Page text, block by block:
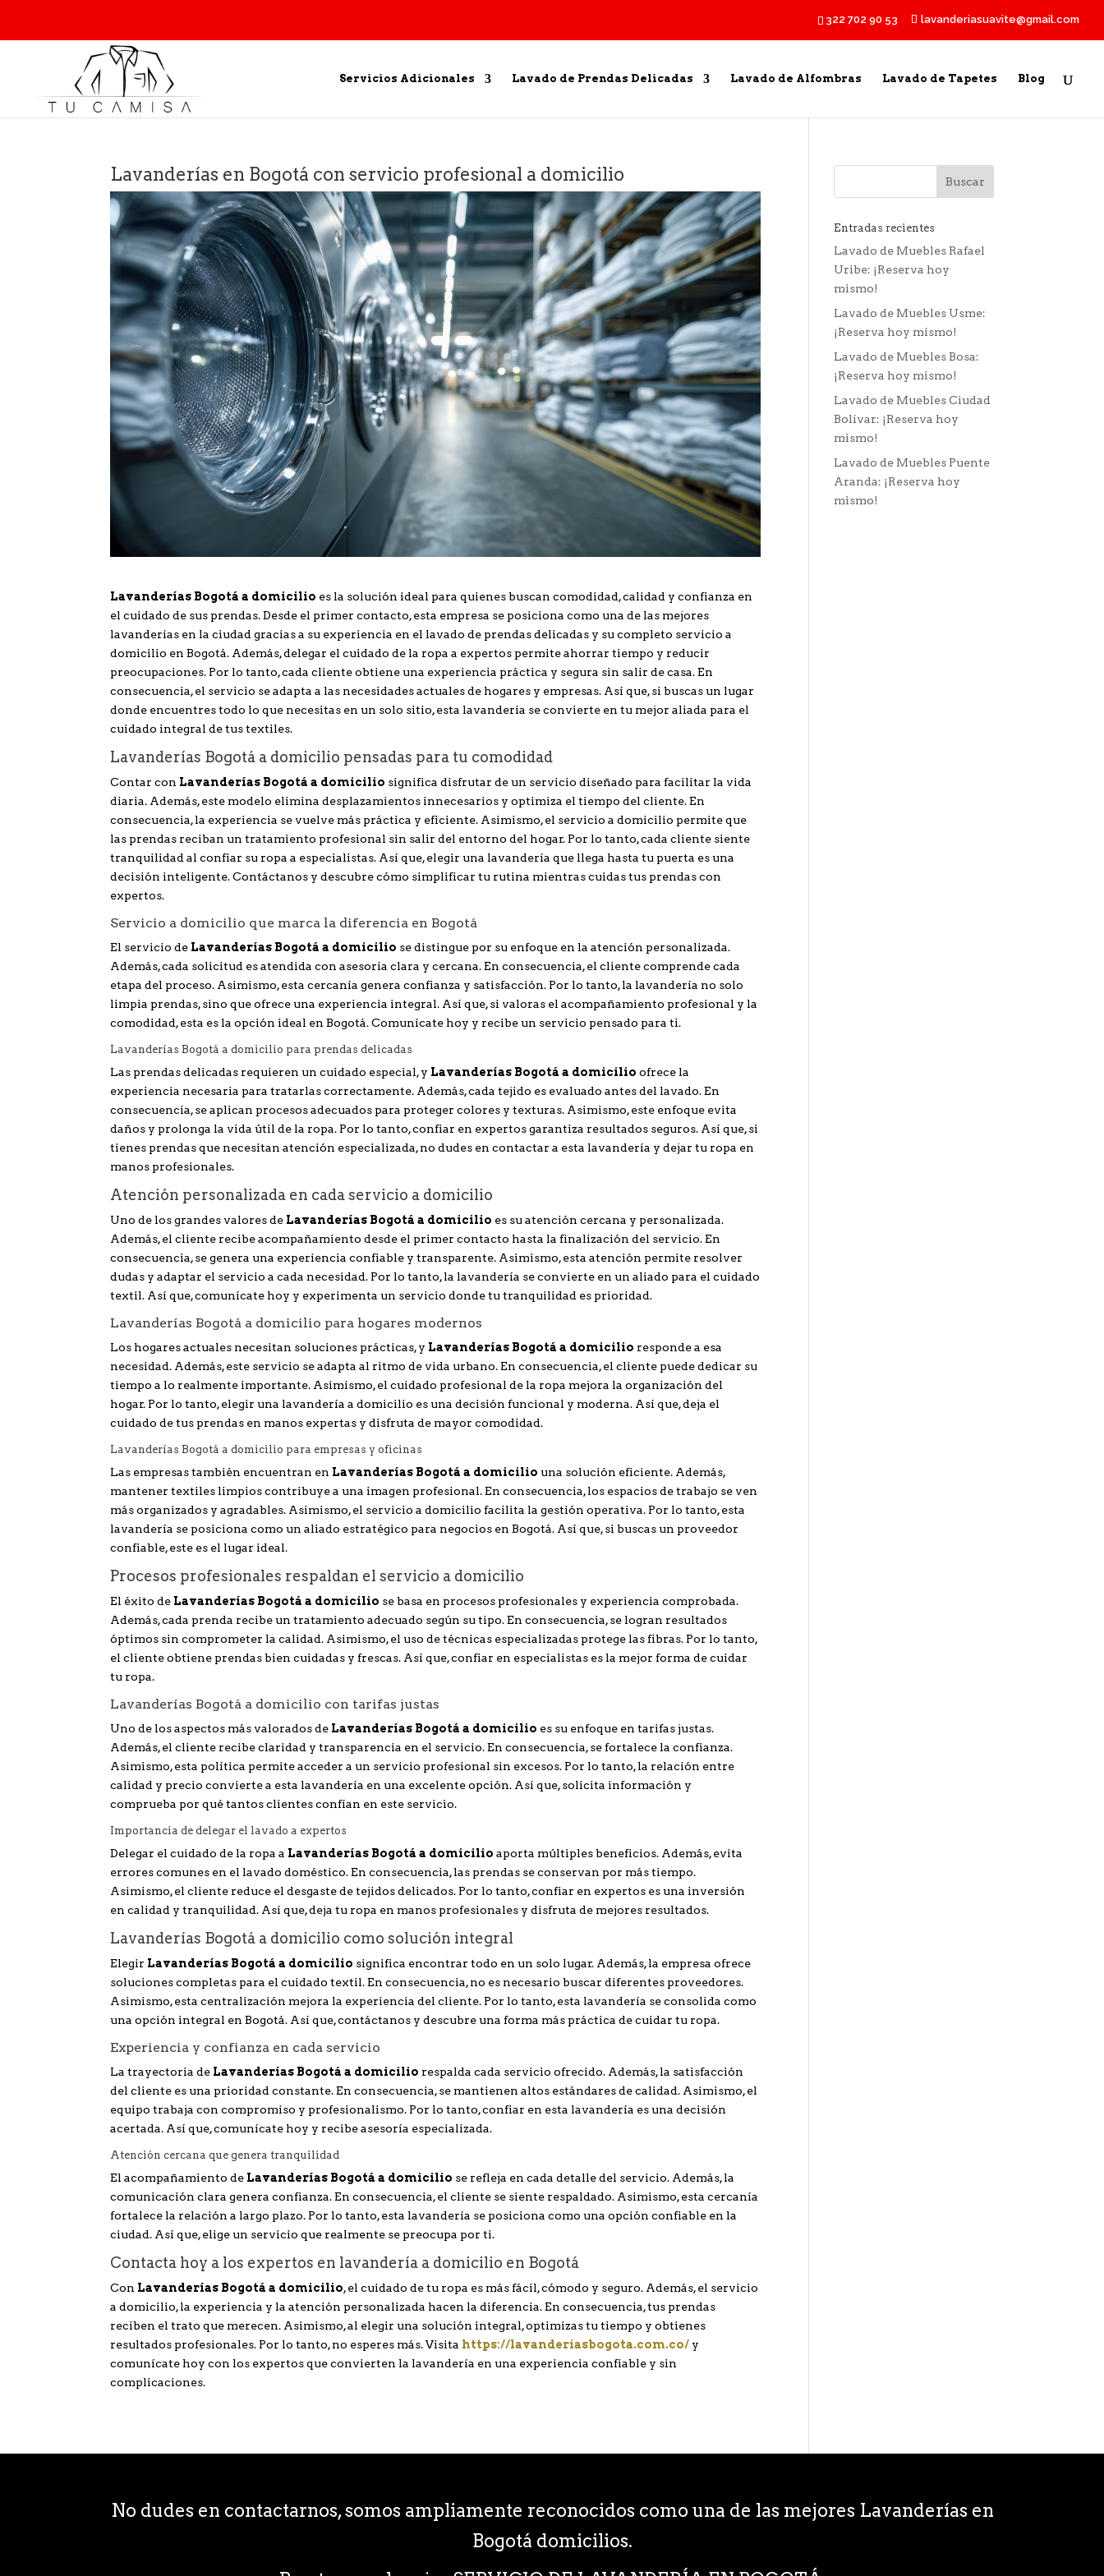
322 702 90 53 lavanderiasuavite@gmail.com
Servicios Adicionales Lavado de Prendas Delicadas Lavado de Alfombras Lavado de Tapetes Blog
Lavanderías en Bogotá con servicio profesional a domicilio
Lavanderías Bogotá a domicilio es la solución ideal para quienes buscan comodidad, calidad y confianza en
el cuidado de sus prendas. Desde el primer contacto, esta empresa se posiciona como una de las mejores
lavanderías en la ciudad gracias a su experiencia en el lavado de prendas delicadas y su completo servicio a
domicilio en Bogotá. Además, delegar el cuidado de la ropa a expertos permite ahorrar tiempo y reducir
preocupaciones. Por lo tanto, cada cliente obtiene una experiencia práctica y segura sin salir de casa. En
consecuencia, el servicio se adapta a las necesidades actuales de hogares y empresas. Así que, si buscas un lugar
donde encuentres todo lo que necesitas en un solo sitio, esta lavandería se convierte en tu mejor aliada para el
cuidado integral de tus textiles.
Lavanderías Bogotá a domicilio pensadas para tu comodidad
Contar con Lavanderías Bogotá a domicilio significa disfrutar de un servicio diseñado para facilitar la vida
diaria. Además, este modelo elimina desplazamientos innecesarios y optimiza el tiempo del cliente. En
consecuencia, la experiencia se vuelve más práctica y eficiente. Asimismo, el servicio a domicilio permite que
las prendas reciban un tratamiento profesional sin salir del entorno del hogar. Por lo tanto, cada cliente siente
tranquilidad al confiar su ropa a especialistas. Así que, elegir una lavandería que llega hasta tu puerta es una
decisión inteligente. Contáctanos y descubre cómo simplificar tu rutina mientras cuidas tus prendas con
expertos.
Servicio a domicilio que marca la diferencia en Bogotá
El servicio de Lavanderías Bogotá a domicilio se distingue por su enfoque en la atención personalizada.
Además, cada solicitud es atendida con asesoría clara y cercana. En consecuencia, el cliente comprende cada
etapa del proceso. Asimismo, esta cercanía genera confianza y satisfacción. Por lo tanto, la lavandería no solo
limpia prendas, sino que ofrece una experiencia integral. Así que, si valoras el acompañamiento profesional y la
comodidad, esta es la opción ideal en Bogotá. Comunícate hoy y recibe un servicio pensado para ti.
Lavanderías Bogotá a domicilio para prendas delicadas
Las prendas delicadas requieren un cuidado especial, y Lavanderías Bogotá a domicilio ofrece la
experiencia necesaria para tratarlas correctamente. Además, cada tejido es evaluado antes del lavado. En
consecuencia, se aplican procesos adecuados para proteger colores y texturas. Asimismo, este enfoque evita
daños y prolonga la vida útil de la ropa. Por lo tanto, confiar en expertos garantiza resultados seguros. Así que, si
tienes prendas que necesitan atención especializada, no dudes en contactar a esta lavandería y dejar tu ropa en
manos profesionales.
Atención personalizada en cada servicio a domicilio
Uno de los grandes valores de Lavanderías Bogotá a domicilio es su atención cercana y personalizada.
Además, el cliente recibe acompañamiento desde el primer contacto hasta la finalización del servicio. En
consecuencia, se genera una experiencia confiable y transparente. Asimismo, esta atención permite resolver
dudas y adaptar el servicio a cada necesidad. Por lo tanto, la lavandería se convierte en un aliado para el cuidado
textil. Así que, comunícate hoy y experimenta un servicio donde tu tranquilidad es prioridad.
Lavanderías Bogotá a domicilio para hogares modernos
Los hogares actuales necesitan soluciones prácticas, y Lavanderías Bogotá a domicilio responde a esa
necesidad. Además, este servicio se adapta al ritmo de vida urbano. En consecuencia, el cliente puede dedicar su
tiempo a lo realmente importante. Asimismo, el cuidado profesional de la ropa mejora la organización del
hogar. Por lo tanto, elegir una lavandería a domicilio es una decisión funcional y moderna. Así que, deja el
cuidado de tus prendas en manos expertas y disfruta de mayor comodidad.
Lavanderías Bogotá a domicilio para empresas y oficinas
Las empresas también encuentran en Lavanderías Bogotá a domicilio una solución eficiente. Además,
mantener textiles limpios contribuye a una imagen profesional. En consecuencia, los espacios de trabajo se ven
más organizados y agradables. Asimismo, el servicio a domicilio facilita la gestión operativa. Por lo tanto, esta
lavandería se posiciona como un aliado estratégico para negocios en Bogotá. Así que, si buscas un proveedor
confiable, este es el lugar ideal.
Procesos profesionales respaldan el servicio a domicilio
El éxito de Lavanderías Bogotá a domicilio se basa en procesos profesionales y experiencia comprobada.
Además, cada prenda recibe un tratamiento adecuado según su tipo. En consecuencia, se logran resultados
óptimos sin comprometer la calidad. Asimismo, el uso de técnicas especializadas protege las fibras. Por lo tanto,
el cliente obtiene prendas bien cuidadas y frescas. Así que, confiar en especialistas es la mejor forma de cuidar
tu ropa.
Lavanderías Bogotá a domicilio con tarifas justas
Uno de los aspectos más valorados de Lavanderías Bogotá a domicilio es su enfoque en tarifas justas.
Además, el cliente recibe claridad y transparencia en el servicio. En consecuencia, se fortalece la confianza.
Asimismo, esta política permite acceder a un servicio profesional sin excesos. Por lo tanto, la relación entre
calidad y precio convierte a esta lavandería en una excelente opción. Así que, solicita información y
comprueba por qué tantos clientes confían en este servicio.
Importancia de delegar el lavado a expertos
Delegar el cuidado de la ropa a Lavanderías Bogotá a domicilio aporta múltiples beneficios. Además, evita
errores comunes en el lavado doméstico. En consecuencia, las prendas se conservan por más tiempo.
Asimismo, el cliente reduce el desgaste de tejidos delicados. Por lo tanto, confiar en expertos es una inversión
en calidad y tranquilidad. Así que, deja tu ropa en manos profesionales y disfruta de mejores resultados.
Lavanderías Bogotá a domicilio como solución integral
Elegir Lavanderías Bogotá a domicilio significa encontrar todo en un solo lugar. Además, la empresa ofrece
soluciones completas para el cuidado textil. En consecuencia, no es necesario buscar diferentes proveedores.
Asimismo, esta centralización mejora la experiencia del cliente. Por lo tanto, esta lavandería se consolida como
una opción integral en Bogotá. Así que, contáctanos y descubre una forma más práctica de cuidar tu ropa.
Experiencia y confianza en cada servicio
La trayectoria de Lavanderías Bogotá a domicilio respalda cada servicio ofrecido. Además, la satisfacción
del cliente es una prioridad constante. En consecuencia, se mantienen altos estándares de calidad. Asimismo, el
equipo trabaja con compromiso y profesionalismo. Por lo tanto, confiar en esta lavandería es una decisión
acertada. Así que, comunícate hoy y recibe asesoría especializada.
Atención cercana que genera tranquilidad
El acompañamiento de Lavanderías Bogotá a domicilio se refleja en cada detalle del servicio. Además, la
comunicación clara genera confianza. En consecuencia, el cliente se siente respaldado. Asimismo, esta cercanía
fortalece la relación a largo plazo. Por lo tanto, esta lavandería se posiciona como una opción confiable en la
ciudad. Así que, elige un servicio que realmente se preocupa por ti.
Contacta hoy a los expertos en lavandería a domicilio en Bogotá
Con Lavanderías Bogotá a domicilio, el cuidado de tu ropa es más fácil, cómodo y seguro. Además, el servicio
a domicilio, la experiencia y la atención personalizada hacen la diferencia. En consecuencia, tus prendas
reciben el trato que merecen. Asimismo, al elegir una solución integral, optimizas tu tiempo y obtienes
resultados profesionales. Por lo tanto, no esperes más. Visita https://lavanderiasbogota.com.co/ y
comunícate hoy con los expertos que convierten la lavandería en una experiencia confiable y sin
complicaciones.
Entradas recientes
Lavado de Muebles Rafael
Uribe: ¡Reserva hoy
mismo!
Lavado de Muebles Usme:
¡Reserva hoy mismo!
Lavado de Muebles Bosa:
¡Reserva hoy mismo!
Lavado de Muebles Ciudad
Bolívar: ¡Reserva hoy
mismo!
Lavado de Muebles Puente
Aranda: ¡Reserva hoy
mismo!
No dudes en contactarnos, somos ampliamente reconocidos como una de las mejores Lavanderías en
Bogotá domicilios.